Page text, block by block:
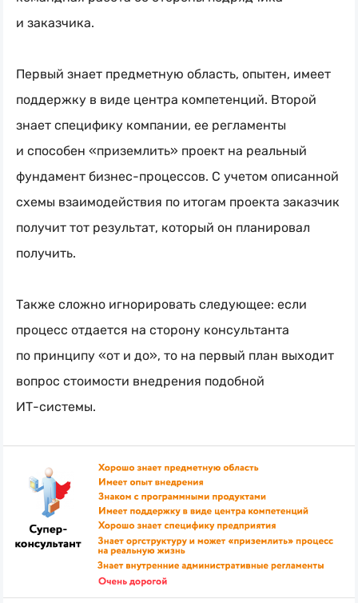
и заказчика.
Первый знает предметную область, опытен, имеет
поддержку в виде центра компетенций. Второй
знает специфику компании, ее регламенты
и способен «приземлить» проект на реальный
фундамент бизнес-процессов. С учетом описанной
схемы взаимодействия по итогам проекта заказчик
получит тот результат, который он планировал
получить.
Также сложно игнорировать следующее: если
процесс отдается на сторону консультанта
по принципу «от и до», то на первый план выходит
вопрос стоимости внедрения подобной
ИТ-системы.